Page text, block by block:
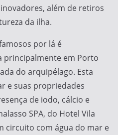
além de retiros
da ilha.
por lá é
principalmente em Porto
do arquipélago. Esta
e suas propriedades
de iodo, cálcio e
SPA, do Hotel Vila
circuito com água do mar e